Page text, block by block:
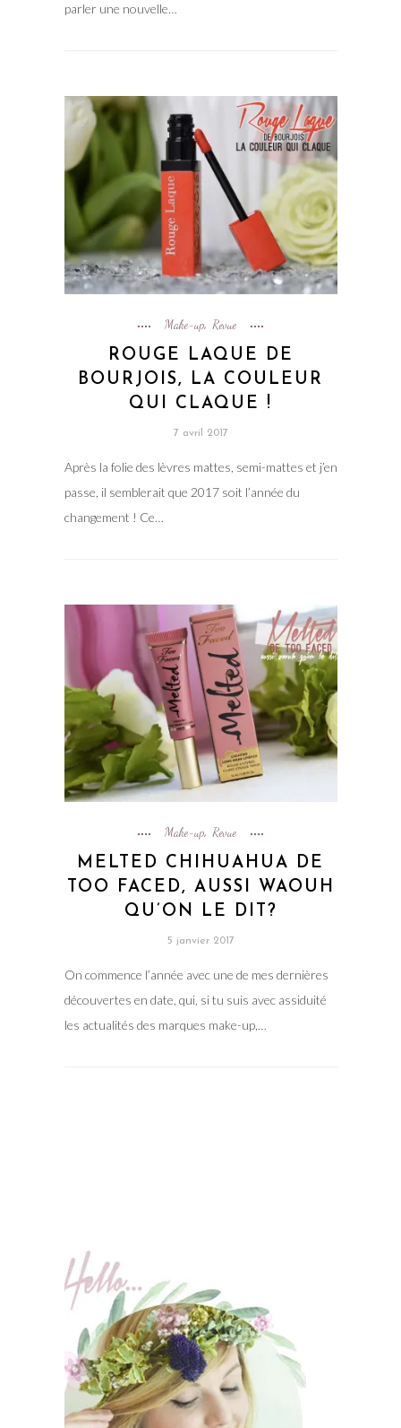
parler une nouvelle…
Make-up, Revue
ROUGE LAQUE DE
BOURJOIS, LA COULEUR
QUI CLAQUE !
7 avril 2017
Après la folie des lèvres mattes, semi-mattes et j’en
passe, il semblerait que 2017 soit l’année du
changement ! Ce…
Make-up, Revue
MELTED CHIHUAHUA DE
TOO FACED, AUSSI WAOUH
QU’ON LE DIT?
5 janvier 2017
On commence l’année avec une de mes dernières
découvertes en date, qui, si tu suis avec assiduité
les actualités des marques make-up,…